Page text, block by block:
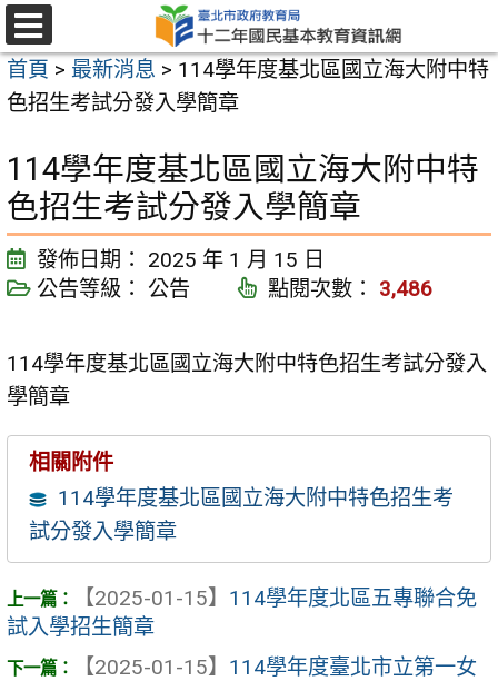
跳
至
主
要
容
區
選
單
首頁 > 最新消息 > 114學年度基北區國立海大附中特
色招生考試分發入學簡章
114學年度基北區國立海大附中特
色招生考試分發入學簡章
發佈日期：
2025 年 1 月 15 日
公告等級：
公告 點閱次數： 3,486
114學年度基北區國立海大附中特色招生考試分發入
學簡章
相關附件
114學年度基北區國立海大附中特色招生考
試分發入學簡章
【2025-01-15】 114學年度北區五專聯合免
試入學招生簡章
【2025-01-15】 114學年度臺北市立第一女